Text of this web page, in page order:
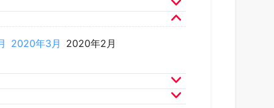
2022年3月 2022年2月
2021年3月
2021年2月
2020年3月 2020年2月
2019年3月 2019年2月